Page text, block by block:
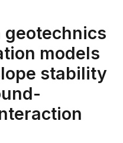
geotechnics
models
stability